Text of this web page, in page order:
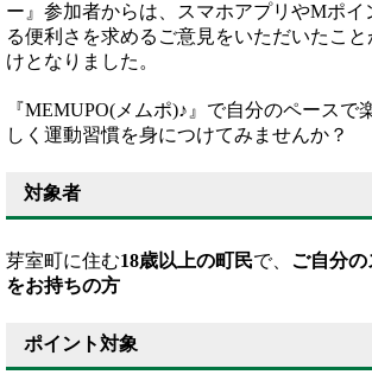
ー』参加者からは、スマホアプリやMポイ
る便利さを求めるご意見をいただいたこ
けとなりました。
『MEMUPO(メムポ)♪』で自分のペースで
しく運動習慣を身につけてみませんか？
対象者
芽室町に住む18歳以上の町民で、 ご自分
をお持ちの方
ポイント対象